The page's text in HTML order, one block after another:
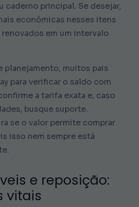
caderno principal. Se desejar,
econômicas nesses itens
em um intervalo
planejamento, muitos pais
para verificar o saldo com
a tarifa exata e, caso
busque suporte.
se o valor permite comprar
isso nem sempre está
e reposição:
vitais